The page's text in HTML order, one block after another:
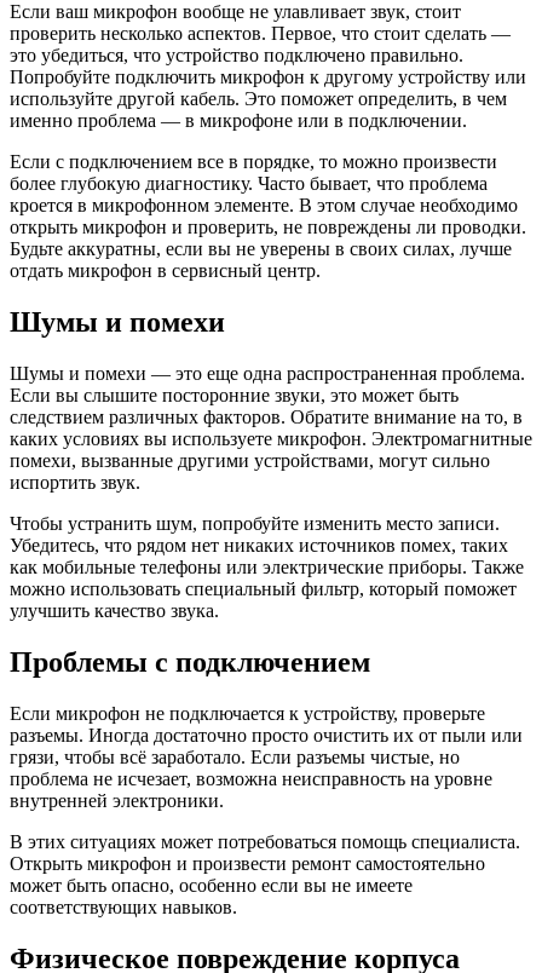
Если ваш микрофон вообще не улавливает звук, стоит
проверить несколько аспектов. Первое, что стоит сделать —
это убедиться, что устройство подключено правильно.
Попробуйте подключить микрофон к другому устройству или
используйте другой кабель. Это поможет определить, в чем
именно проблема — в микрофоне или в подключении.
Если с подключением все в порядке, то можно произвести
более глубокую диагностику. Часто бывает, что проблема
кроется в микрофонном элементе. В этом случае необходимо
открыть микрофон и проверить, не повреждены ли проводки.
Будьте аккуратны, если вы не уверены в своих силах, лучше
отдать микрофон в сервисный центр.
Шумы и помехи
Шумы и помехи — это еще одна распространенная проблема.
Если вы слышите посторонние звуки, это может быть
следствием различных факторов. Обратите внимание на то, в
каких условиях вы используете микрофон. Электромагнитные
помехи, вызванные другими устройствами, могут сильно
испортить звук.
Чтобы устранить шум, попробуйте изменить место записи.
Убедитесь, что рядом нет никаких источников помех, таких
как мобильные телефоны или электрические приборы. Также
можно использовать специальный фильтр, который поможет
улучшить качество звука.
Проблемы с подключением
Если микрофон не подключается к устройству, проверьте
разъемы. Иногда достаточно просто очистить их от пыли или
грязи, чтобы всё заработало. Если разъемы чистые, но
проблема не исчезает, возможна неисправность на уровне
внутренней электроники.
В этих ситуациях может потребоваться помощь специалиста.
Открыть микрофон и произвести ремонт самостоятельно
может быть опасно, особенно если вы не имеете
соответствующих навыков.
Физическое повреждение корпуса